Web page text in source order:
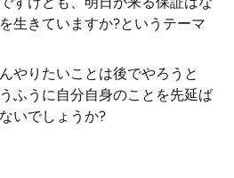
生きていますか?というテーマ
やりたいことは後でやろうと
ふうに自分自身のことを先延ば
いでしょうか?